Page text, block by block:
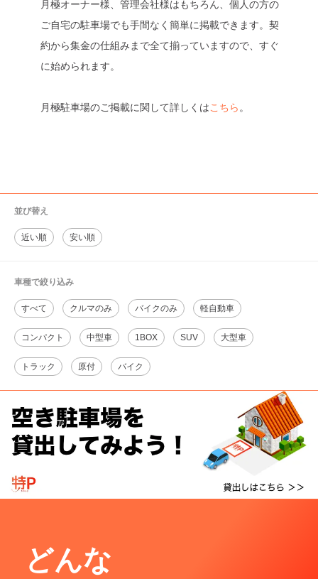
月極オーナー様、管理会社様はもちろん、個人の方の
ご自宅の駐車場でも手間なく簡単に掲載できます。契
約から集金の仕組みまで全て揃っていますので、すぐ
に始められます。
月極駐車場のご掲載に関して詳しくはこちら 。
並び替え
近い順 安い順
車種で絞り込み
すべて クルマのみ バイクのみ 軽自動車
コンパクト 中型車 1BOX SUV 大型車
トラック 原付 バイク
どんな